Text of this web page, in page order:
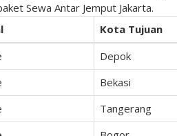
Sewa Antar Jemput Jakarta.
Kota Tujuan
Depok
Bekasi
Tangerang